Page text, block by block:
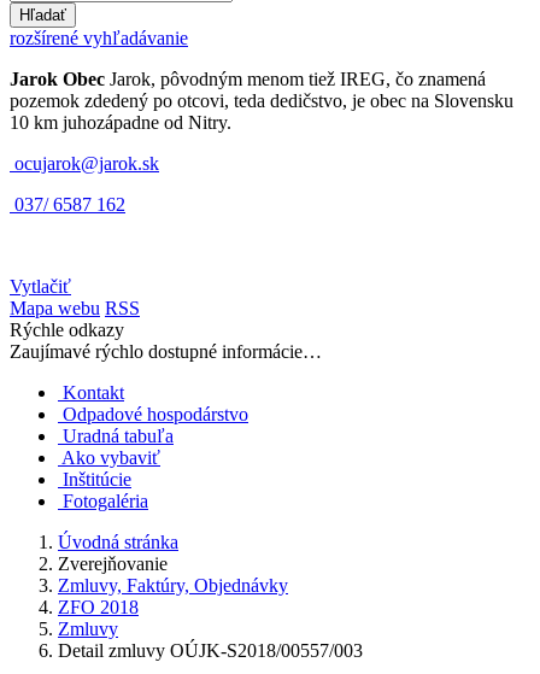
Hľadať
rozšírené vyhľadávanie
Jarok Obec Jarok, pôvodným menom tiež IREG, čo znamená
pozemok zdedený po otcovi, teda dedičstvo, je obec na Slovensku
10 km juhozápadne od Nitry.
ocujarok@jarok.sk
037/ 6587 162
Vytlačiť
Mapa webu RSS
Rýchle odkazy
Zaujímavé rýchlo dostupné informácie…
Kontakt
Odpadové hospodárstvo
Uradná tabuľa
Ako vybaviť
Inštitúcie
Fotogaléria
Úvodná stránka
Zverejňovanie
Zmluvy, Faktúry, Objednávky
ZFO 2018
Zmluvy
Detail zmluvy OÚJK-S2018/00557/003